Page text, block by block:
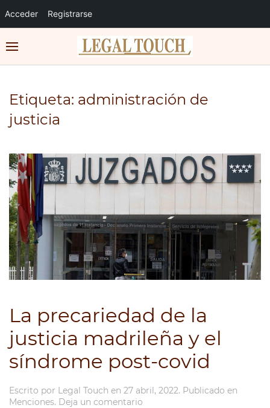
Acceder Registrarse
Etiqueta: administración de
justicia
La precariedad de la
justicia madrileña y el
síndrome post-covid
Escrito por Legal Touch en 27 abril, 2022. Publicado en
Menciones. Deja un comentario